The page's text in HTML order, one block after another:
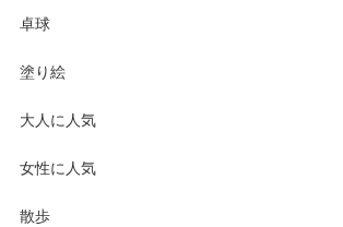
卓球
塗り絵
大人に人気
女性に人気
散歩